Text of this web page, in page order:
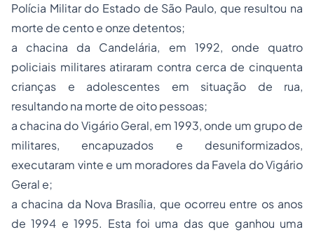
Polícia Militar do Estado de São Paulo, que resultou na
morte de cento e onze detentos;
a chacina da Candelária, em 1992, onde quatro
policiais militares atiraram contra cerca de cinquenta
crianças e adolescentes em situação de rua,
resultando na morte de oito pessoas;
a chacina do Vigário Geral, em 1993, onde um grupo de
militares, encapuzados e desuniformizados,
executaram vinte e um moradores da Favela do Vigário
Geral e;
a chacina da Nova Brasília, que ocorreu entre os anos
de 1994 e 1995. Esta foi uma das que ganhou uma